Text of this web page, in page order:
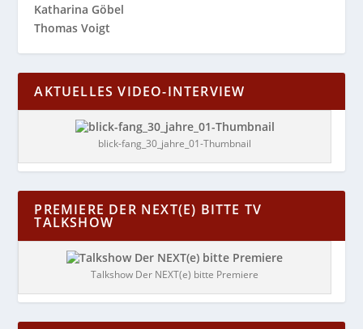
Katharina Göbel
Thomas Voigt
AKTUELLES VIDEO-INTERVIEW
blick-fang_30_jahre_01-Thumbnail
PREMIERE DER NEXT(E) BITTE TV
TALKSHOW
Talkshow Der NEXT(e) bitte Premiere